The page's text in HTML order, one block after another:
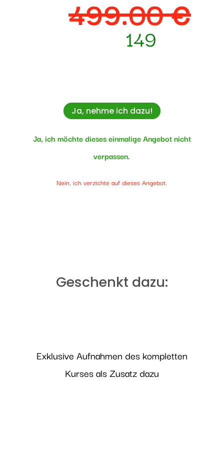
499.00 €
149
Ja, nehme ich dazu!
Ja, ich möchte dieses einmalige Angebot nicht
verpassen.
Nein, ich verzichte auf dieses Angebot.
Geschenkt dazu:
Exklusive Aufnahmen des kompletten
Kurses als Zusatz dazu